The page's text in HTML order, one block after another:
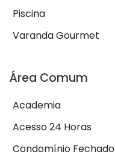
Piscina
Varanda Gourmet
Área Comum
Academia
Acesso 24 Horas
Condomínio Fechado